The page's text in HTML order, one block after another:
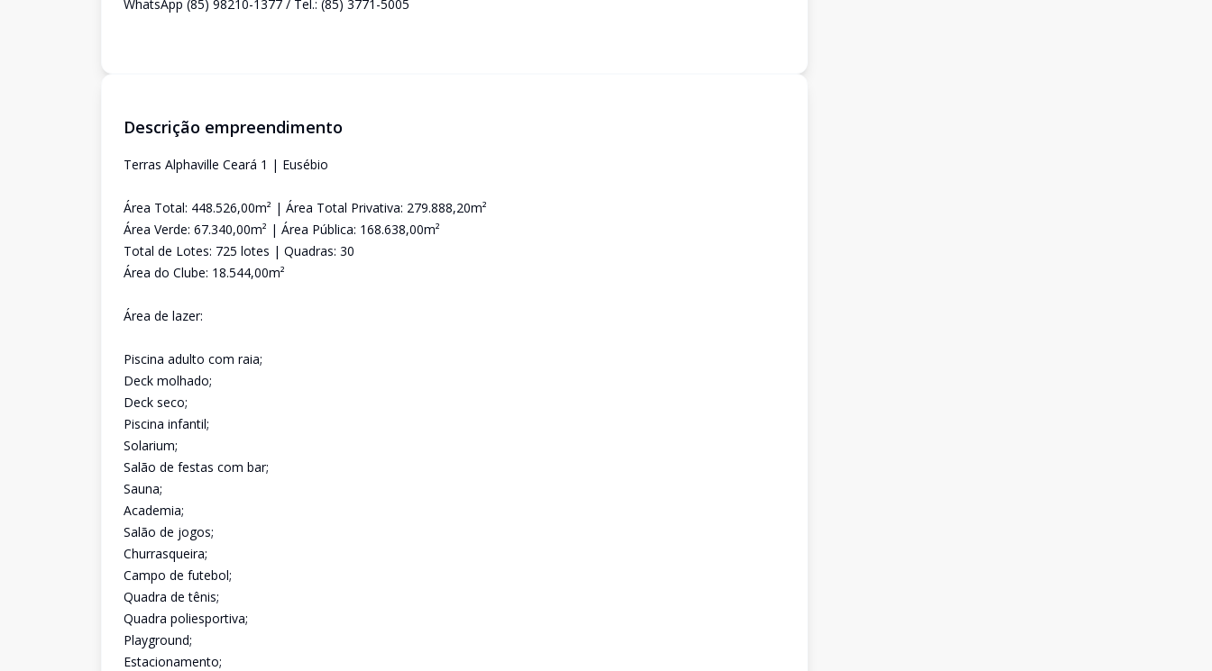
WhatsApp (85) 98210-1377 / Tel.: (85) 3771-5005
Descrição empreendimento
Terras Alphaville Ceará 1 | Eusébio
Área Total: 448.526,00m² | Área Total Privativa: 279.888,20m²
Área Verde: 67.340,00m² | Área Pública: 168.638,00m²
Total de Lotes: 725 lotes | Quadras: 30
Área do Clube: 18.544,00m²
Área de lazer:
Piscina adulto com raia;
Deck molhado;
Deck seco;
Piscina infantil;
Solarium;
Salão de festas com bar;
Sauna;
Academia;
Salão de jogos;
Churrasqueira;
Campo de futebol;
Quadra de tênis;
Quadra poliesportiva;
Playground;
Estacionamento;